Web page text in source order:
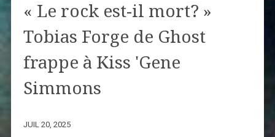
« Le rock est-il mort? »
Tobias Forge de Ghost
frappe à Kiss 'Gene
Simmons
JUIL 20, 2025